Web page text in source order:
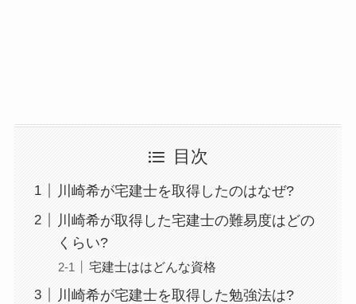
目次
川崎希が宅建士を取得したのはなぜ?
川崎希が取得した宅建士の難易度はどの
くらい?
宅建士ははどんな資格
川崎希が宅建士を取得した勉強法は?